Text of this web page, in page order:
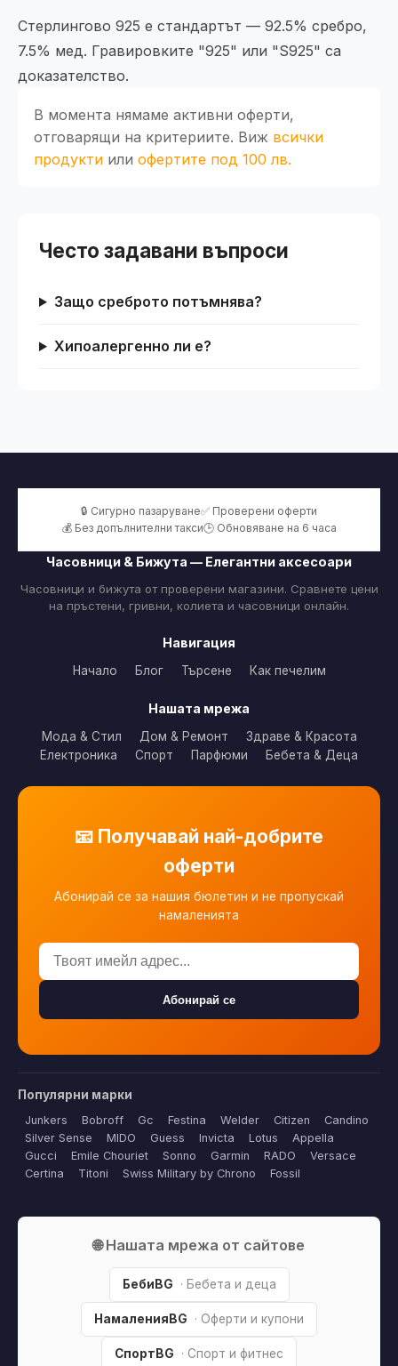
Стерлингово 925 е стандартът — 92.5% сребро,
7.5% мед. Гравировките "925" или "S925" са
доказателство.
В момента нямаме активни оферти,
отговарящи на критериите. Виж всички
продукти или офертите под 100 лв.
Често задавани въпроси
Защо среброто потъмнява?
Хипоалергенно ли е?
🔒 Сигурно пазаруване✅ Проверени оферти
💰 Без допълнителни такси🕒 Обновяване на 6 часа
Часовници & Бижута — Елегантни аксесоари
Часовници и бижута от проверени магазини. Сравнете цени
на пръстени, гривни, колиета и часовници онлайн.
Навигация
Начало Блог Търсене Как печелим
Нашата мрежа
Мода & Стил Дом & Ремонт
Здраве & Красота
Електроника
Спорт Парфюми Бебета & Деца
📧 Получавай най-добрите
оферти
Абонирай се за нашия бюлетин и не пропускай
намаленията
Абонирай се
Популярни марки
Junkers Bobroff Gc Festina Welder Citizen
Candino
Silver Sense
MIDO Guess Invicta Lotus
Appella
Gucci
Emile Chouriet Sonno Garmin RADO
Versace
Certina
Titoni Swiss Military by Chrono Fossil
🌐 Нашата мрежа от сайтове
БебиBG · Бебета и деца
НамаленияBG · Оферти и купони
СпортBG · Спорт и фитнес